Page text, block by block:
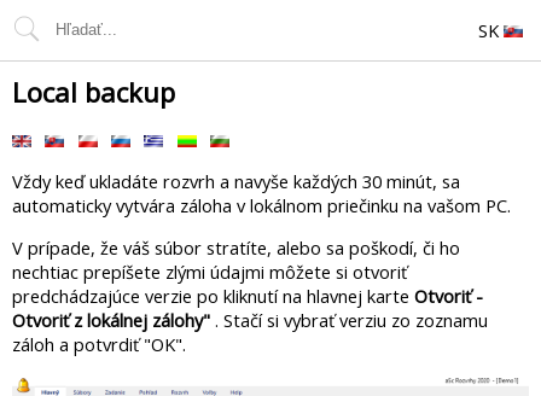
SK
Local backup
Vždy keď ukladáte rozvrh a navyše každých 30 minút, sa
automaticky vytvára záloha v lokálnom priečinku na vašom PC.
V prípade, že váš súbor stratíte, alebo sa poškodí, či ho
nechtiac prepíšete zlými údajmi môžete si otvoriť
predchádzajúce verzie po kliknutí na hlavnej karte Otvoriť -
Otvoriť z lokálnej zálohy" . Stačí si vybrať verziu zo zoznamu
záloh a potvrdiť "OK".